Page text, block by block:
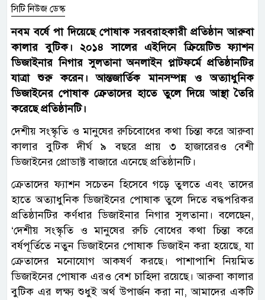
সিটি নিউজ ডেস্ক
নবম বর্ষে পা দিয়েছে পোষাক সরবরাহকারী প্রতিষ্ঠান আরুবা
কালার বুটিক। ২০১৪ সালের এইদিনে ক্রিয়েটিভ ফ্যাশন
ডিজাইনার নিগার সুলতানা অনলাইন প্লাটফর্মে প্রতিষ্ঠানটির
যাত্রা শুরু করেন। আন্তজার্তিক মানসম্পন্ন ও অত্যাধুনিক
ডিজাইনের পোষাক ক্রেতাদের হাতে তুলে দিয়ে আস্থা তৈরি
করেছে প্রতিষ্ঠানটি।
দেশীয় সংস্কৃতি ও মানুষের রুচিবোধের কথা চিন্তা করে আরুবা
কালার বুটিক দীর্ঘ ৯ বছরে প্রায় ৩ হাজারেরও বেশী
ডিজাইনের প্রোডাক্ট বাজারে এনেছে প্রতিষ্ঠানটি।
ক্রেতাদের ফ্যাশন সচেতন হিসেবে গড়ে তুলতে এবং তাদের
হাতে অত্যাধুনিক ডিজাইনের পোষাক তুলে দিতে বদ্ধপরিকর
প্রতিষ্ঠানটির কর্ণধার ডিজাইনার নিগার সুলতানা। বলেছেন,
‘দেশীয় সংস্কৃতি ও মানুষের রুচি বোধের কথা চিন্তা করে
বর্ষপূর্তিতে নতুন ডিজাইনের পোষাক ডিজাইন করা হয়েছে, যা
ক্রেতাদের মনোযোগ আকষর্ণ করছে। পাশাপাশি নিয়মিত
ডিজাইনের পোষাক এরও বেশ চাহিদা রয়েছে। আরুবা কালার
বুটিক এর লক্ষ্য শুধুই অর্থ উপার্জন করা না, আমাদের একটি